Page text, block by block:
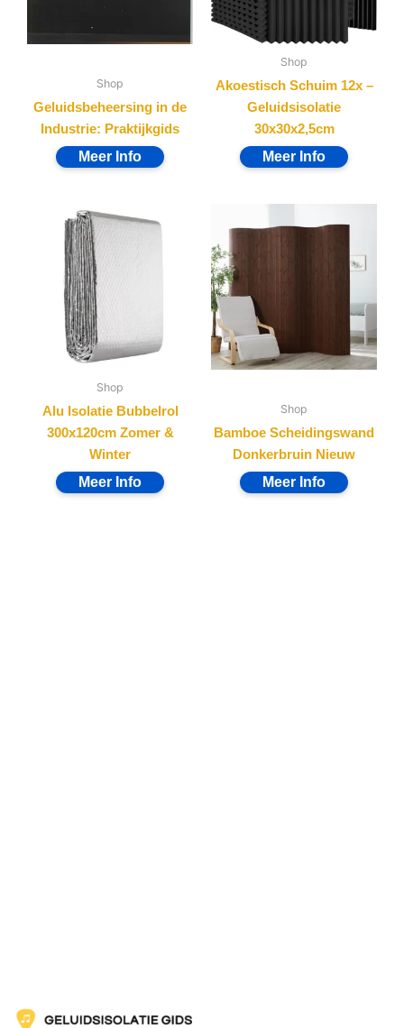
Shop
Geluidsbeheersing in de
Industrie: Praktijkgids
Shop
Akoestisch Schuim 12x –
Geluidsisolatie
30x30x2,5cm
Shop
Alu Isolatie Bubbelrol
300x120cm Zomer &
Winter
Shop
Bamboe Scheidingswand
Donkerbruin Nieuw